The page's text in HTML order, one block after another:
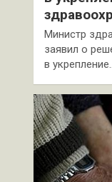
Министр
заявил о
в